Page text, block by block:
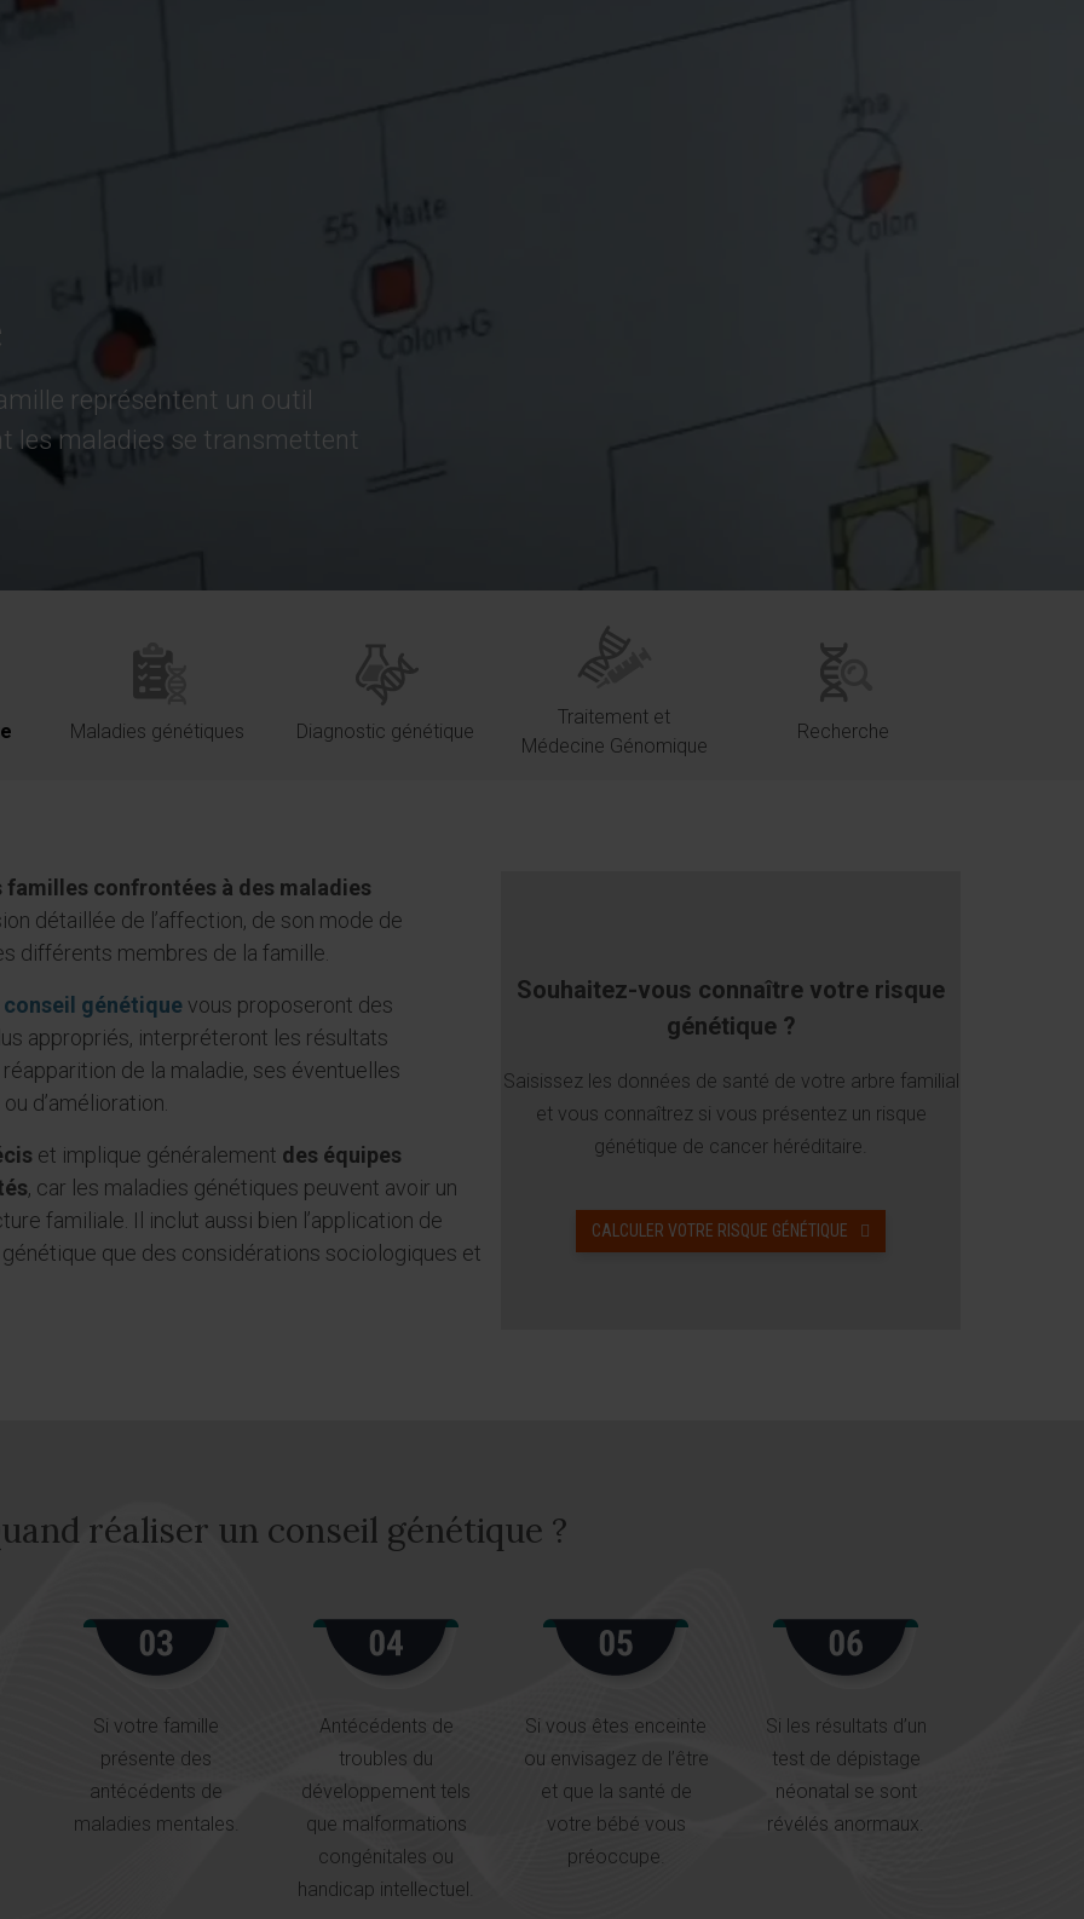
représentent un outil
les maladies se transmettent
Maladies génétiques Diagnostic génétique
Traitement et
Médecine Génomique
Recherche
confrontées à des maladies
détaillée de l’affection, de son mode de
différents membres de la famille.
conseil génétique vous proposeront des
appropriés, interpréteront les résultats
de la maladie, ses éventuelles
d’amélioration.
et implique généralement des équipes
, car les maladies génétiques peuvent avoir un
familiale. Il inclut aussi bien l’application de
que des considérations sociologiques et
Souhaitez-vous connaître votre risque
génétique ?
Saisissez les données de santé de votre arbre familial
et vous connaîtrez si vous présentez un risque
génétique de cancer héréditaire.
CALCULER VOTRE RISQUE GÉNÉTIQUE
réaliser un conseil génétique ?
Si votre famille
présente des
antécédents de
maladies mentales.
Antécédents de
troubles du
développement tels
que malformations
congénitales ou
handicap intellectuel.
Si vous êtes enceinte
ou envisagez de l’être
et que la santé de
votre bébé vous
préoccupe.
Si les résultats d’un
test de dépistage
néonatal se sont
révélés anormaux.